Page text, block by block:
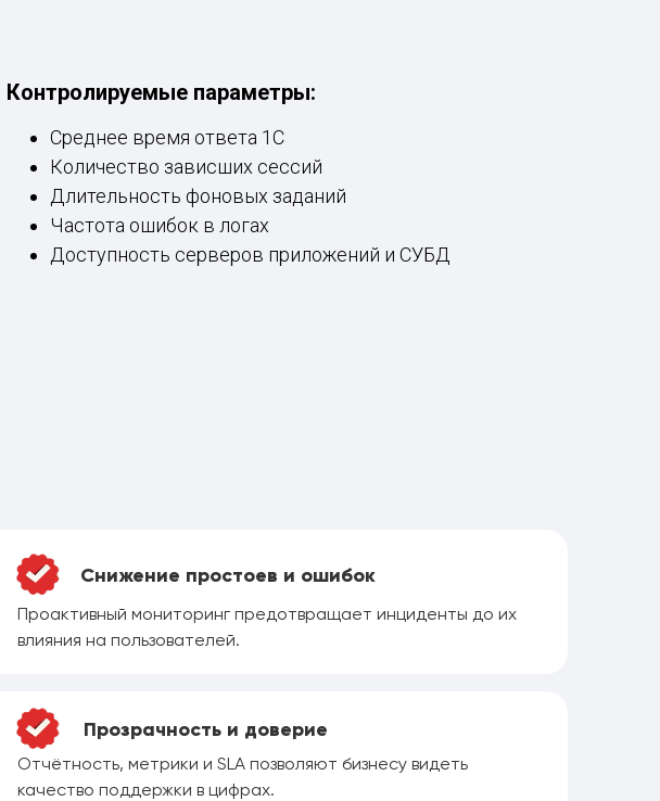
Контролируемые параметры:
Среднее время ответа 1С
Количество зависших сессий
Длительность фоновых заданий
Частота ошибок в логах
Доступность серверов приложений и СУБД
Снижение простоев и ошибок
Проактивный мониторинг предотвращает инциденты до их
влияния на пользователей.
Прозрачность и доверие
Отчётность, метрики и SLA позволяют бизнесу видеть
качество поддержки в цифрах.